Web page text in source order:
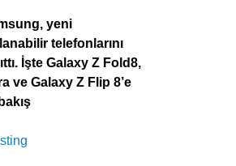
yeni
telefonlarını
İşte Galaxy Z Fold8,
ve Galaxy Z Flip 8’e